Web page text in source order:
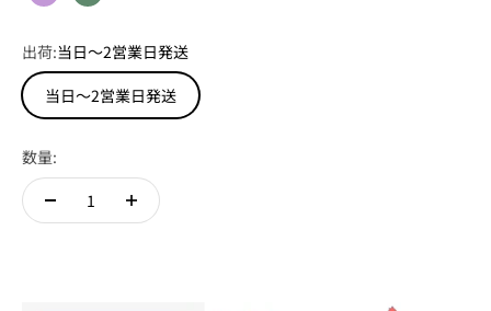
出荷:当日～2営業日発送
当日～2営業日発送
数量: